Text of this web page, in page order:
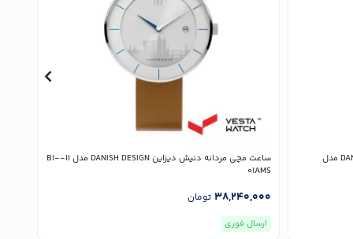
ساعت مچی مردانه دنیش دیزاین DANISH DESIGN مدل
ساعت مچی مردانه دنیش دیزاین DANISH DESIGN مدل 11-B1-
01AMS
38,240,000 تومان
ارسال فوری